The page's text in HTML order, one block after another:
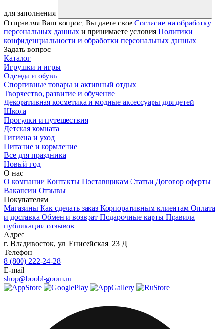
для заполнения
Отправляя Ваш вопрос, Вы даете свое Согласие на обработку
персональных данных и принимаете условия Политики
конфиденциальности и обработки персональных данных.
Задать вопрос
Каталог
Игрушки и игры
Одежда и обувь
Спортивные товары и активный отдых
Творчество, развитие и обучение
Декоративная косметика и модные аксессуары для детей
Школа
Прогулки и путешествия
Детская комната
Гигиена и уход
Питание и кормление
Все для праздника
Новый год
О нас
О компании Контакты Поставщикам Статьи Договор оферты
Вакансии Отзывы
Покупателям
Магазины Как сделать заказ Корпоративным клиентам Оплата
и доставка Обмен и возврат Подарочные карты Правила
публикации отзывов
Адрес
г. Владивосток, ул. Енисейская, 23 Д
Телефон
8 (800) 222-24-28
E-mail
shop@boobl-goom.ru